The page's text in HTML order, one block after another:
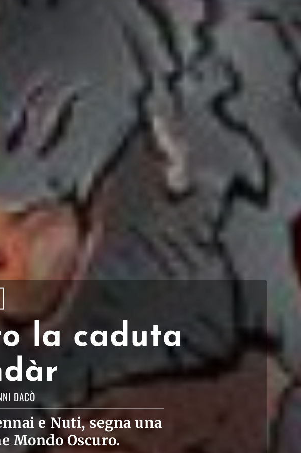
la caduta
DACÒ
e Nuti, segna una
Mondo Oscuro.